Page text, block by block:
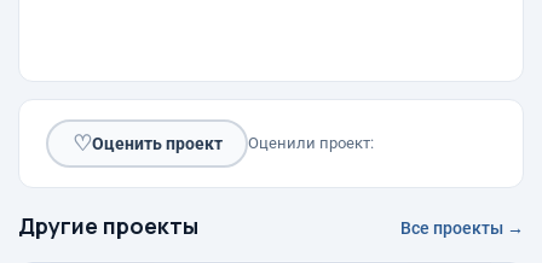
♡Оценить проект Оценили проект:
Другие проекты Все проекты →